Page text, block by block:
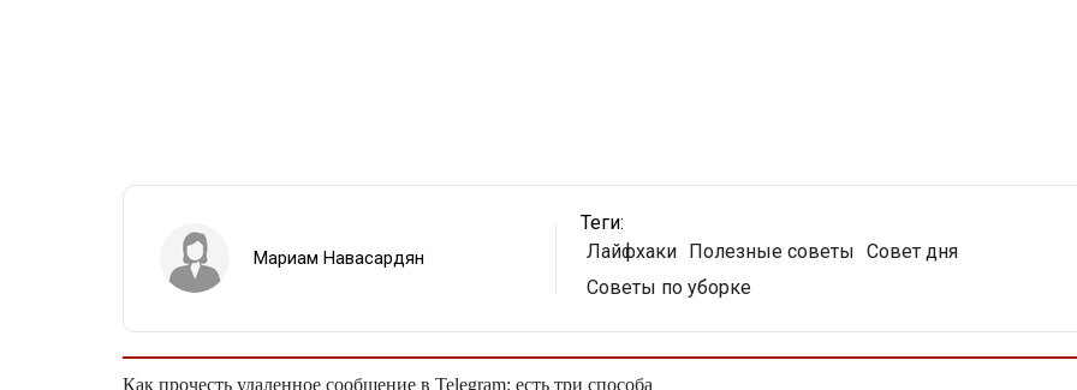
Мариам Навасардян
Теги:
Лайфхаки
Полезные советы Совет дня
Советы по уборке
Как прочесть удаленное сообщение в Telegram: есть три способа